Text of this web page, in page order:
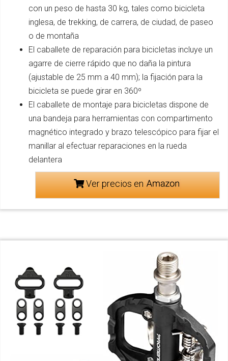
con un peso de hasta 30 kg, tales como bicicleta
inglesa, de trekking, de carrera, de ciudad, de paseo
o de montaña
El caballete de reparación para bicicletas incluye un
agarre de cierre rápido que no daña la pintura
(ajustable de 25 mm a 40 mm); la fijación para la
bicicleta se puede girar en 360º
El caballete de montaje para bicicletas dispone de
una bandeja para herramientas con compartimento
magnético integrado y brazo telescópico para fijar el
manillar al efectuar reparaciones en la rueda
delantera
Ver precios en